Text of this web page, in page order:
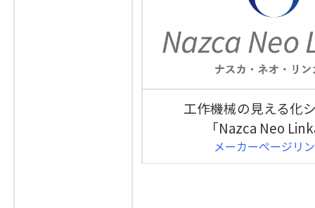
工作機械の見える化
「Nazca Neo
メーカーページリ